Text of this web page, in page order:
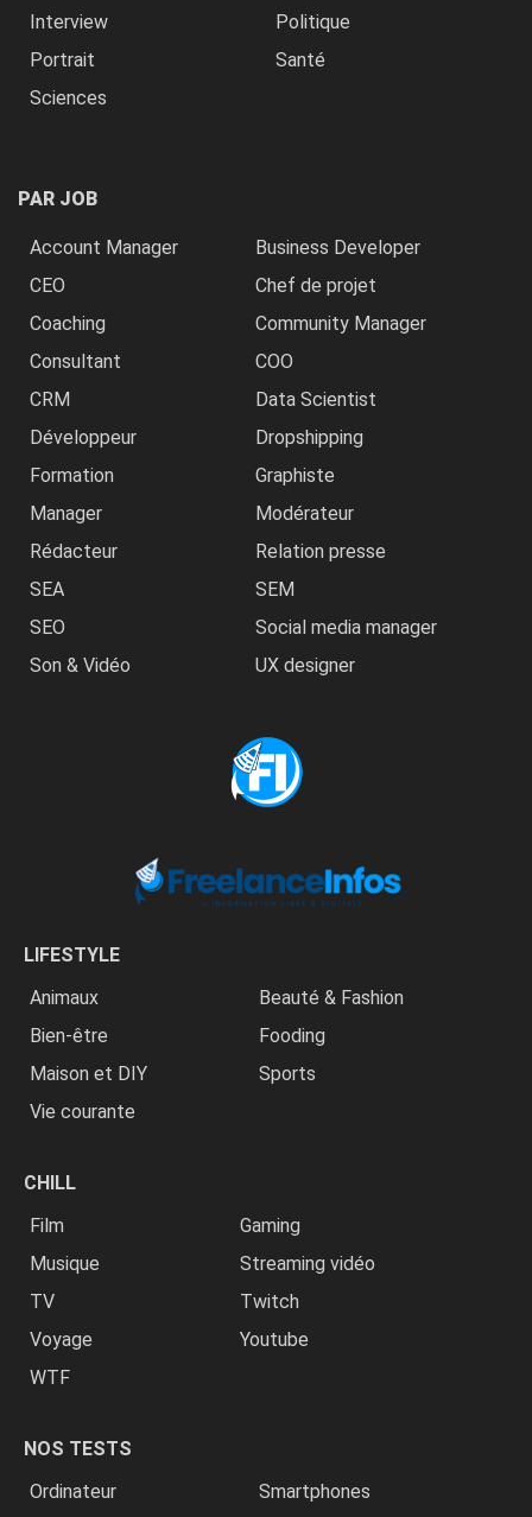
Interview
Politique
Portrait
Santé
Sciences
PAR JOB
Account Manager
Business Developer
CEO
Chef de projet
Coaching
Community Manager
Consultant
COO
CRM
Data Scientist
Développeur
Dropshipping
Formation
Graphiste
Manager
Modérateur
Rédacteur
Relation presse
SEA
SEM
SEO
Social media manager
Son & Vidéo
UX designer
LIFESTYLE
Animaux
Beauté & Fashion
Bien-être
Fooding
Maison et DIY
Sports
Vie courante
CHILL
Film
Gaming
Musique
Streaming vidéo
TV
Twitch
Voyage
Youtube
WTF
NOS TESTS
Ordinateur
Smartphones